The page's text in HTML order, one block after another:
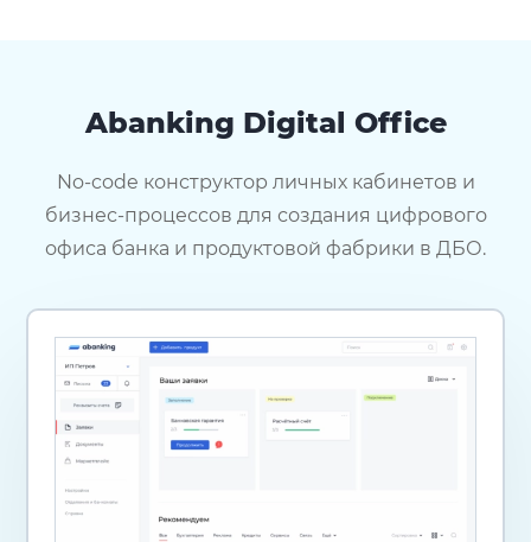
Abanking Digital Office
No-code конструктор личных кабинетов и
бизнес-процессов для создания цифрового
офиса банка и продуктовой фабрики в ДБО.